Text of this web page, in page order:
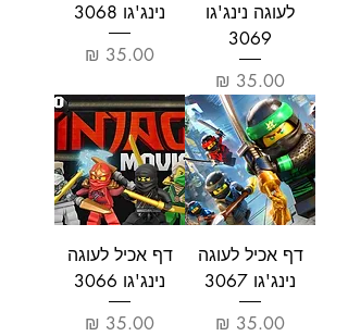
לעוגה נינג'גו
3069
מחיר
נינג'גו 3068
מחיר
דף אכיל לעוגה
נינג'גו 3067
מחיר
דף אכיל לעוגה
נינג'גו 3066
מחיר